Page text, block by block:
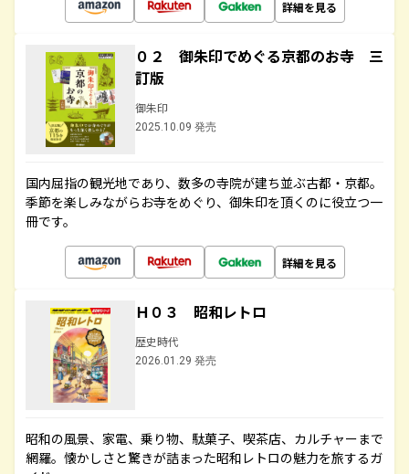
詳細を見る
０２ 御朱印でめぐる京都のお寺 三
訂版
御朱印
2025.10.09 発売
国内屈指の観光地であり、数多の寺院が建ち並ぶ古都・京都。
季節を楽しみながらお寺をめぐり、御朱印を頂くのに役立つ一
冊です。
詳細を見る
Ｈ０３ 昭和レトロ
歴史時代
2026.01.29 発売
昭和の風景、家電、乗り物、駄菓子、喫茶店、カルチャーまで
網羅。懐かしさと驚きが詰まった昭和レトロの魅力を旅するガ